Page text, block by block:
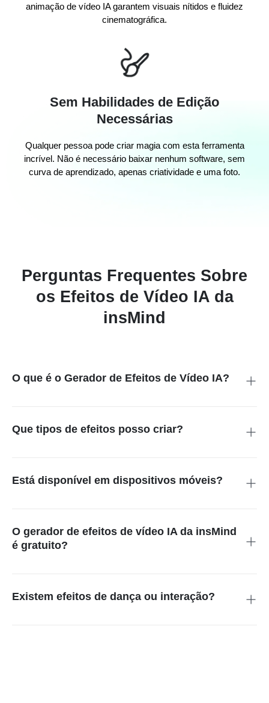
animação de vídeo IA garantem visuais nítidos e fluidez
cinematográfica.
Sem Habilidades de Edição
Necessárias
Qualquer pessoa pode criar magia com esta ferramenta
incrível. Não é necessário baixar nenhum software, sem
curva de aprendizado, apenas criatividade e uma foto.
Perguntas Frequentes Sobre
os Efeitos de Vídeo IA da
insMind
O que é o Gerador de Efeitos de Vídeo IA?
Que tipos de efeitos posso criar?
biblioteca do criador de vídeos IA com efeitos.
Está disponível em dispositivos móveis?
de vídeos.
O gerador de efeitos de vídeo IA da insMind
é gratuito?
para recursos exclusivos.
Existem efeitos de dança ou interação?